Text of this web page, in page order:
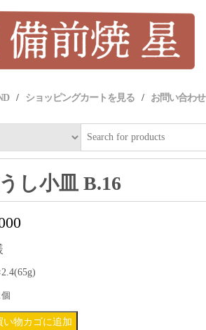
ショッピングカートを見る お問い合わせ
し小皿 B.16
い物カゴに追加